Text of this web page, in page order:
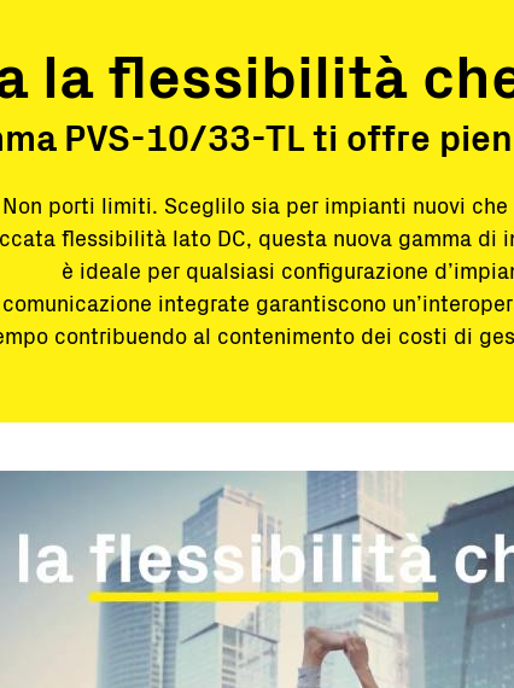
laflessibilità
PVS-10/33-TL ti offre
Non porti limiti. Sceglilo sia per impianti nuovi
flessibilità lato DC, questa nuova gamma di
è ideale per qualsiasi configurazione
integrate garantiscono
contribuendo al contenimento dei costi di